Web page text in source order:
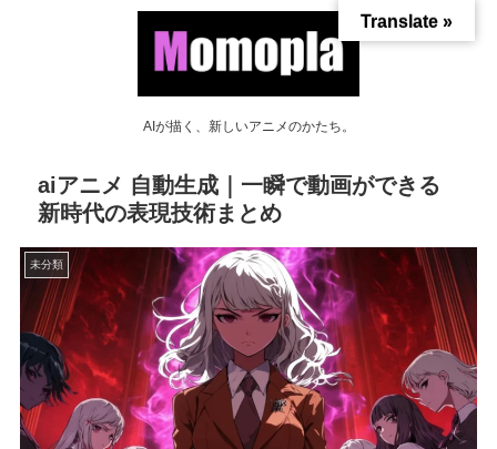
AIが描く、新しいアニメのかたち。
aiアニメ 自動生成｜一瞬で動画ができる
新時代の表現技術まとめ
未分類
Translate »